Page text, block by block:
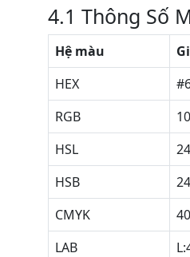
4.1 Thông Số
Hệ màu
HEX
RGB
HSL
HSB
CMYK
LAB